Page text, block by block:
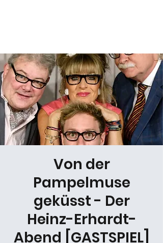
Von der
Pampelmuse
geküsst - Der
Heinz-Erhardt-
Abend [GASTSPIEL]